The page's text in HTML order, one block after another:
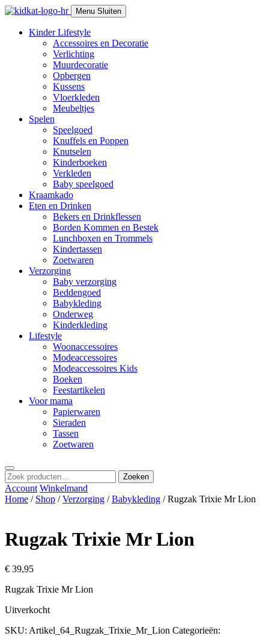
Skip
content
Menu Sluiten
Kinder Lifestyle
Accessoires en Decoratie
Verlichting
Muurdecoratie
Opbergen
Kussens
Vloerkleden
Meubeltjes
Spelen
Speelgoed
Knuffels en Poppen
Knutselen
Kinderboeken
Verkleden
Baby speelgoed
Kraamkado
Eten en Drinken
Bekers en Drinkflessen
Borden Kommen en Bestek
Lunchboxen en Trommels
Kindertassen
Zoetwaren
Verzorging
Baby verzorging
Beddengoed
Babykleding
Onderweg
Kinderkleding
Lifestyle
Woonaccessoires
Modeaccessoires
Modeaccessoires Kids
Boeken
Feestartikelen
Voor mama
Papierwaren
Sieraden
Tassen
Zoetwaren
Zoeken
naar:
Zoeken
Account Winkelmand
Home / Shop /Verzorging /Babykleding / Rugzak Trixie Mr Lion
Rugzak Trixie Mr Lion
€ 39,95
Rugzak Trixie Mr Lion
Uitverkocht
SKU: Artikel_64_Rugzak_Trixie_Mr_Lion Categorieën: